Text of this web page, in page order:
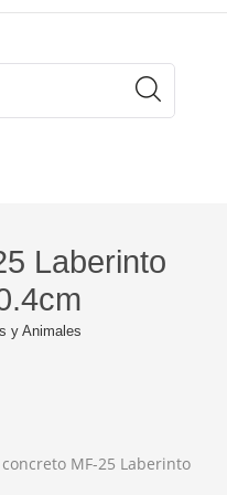
Laberinto
y Animales
MF-25 Laberinto